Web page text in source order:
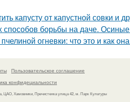
капусту от капустной совки и
способов борьбы на даче.
огневки: что это и как
Пользовательское соглашение
конфидециальности
ЦАО, Хамовники, Пречистенка улица 42, м. Парк Культуры